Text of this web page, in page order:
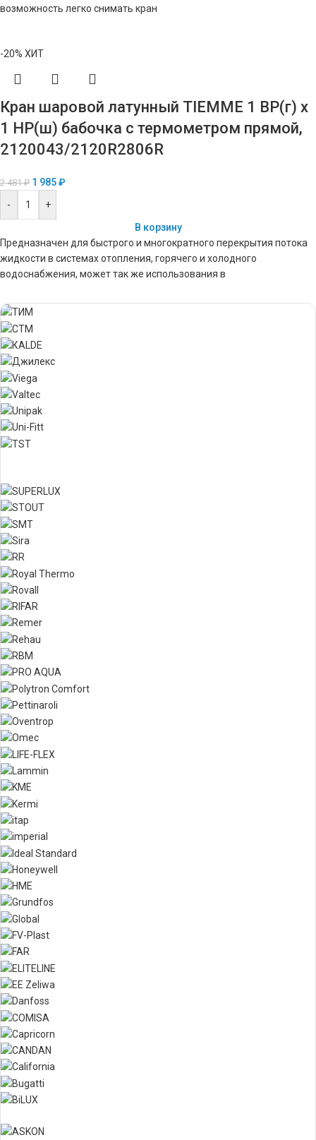
возможность легко снимать кран
-20% ХИТ
Кран шаровой латунный TIEMME 1 ВР(г) х
1 НР(ш) бабочка с термометром прямой,
2120043/2120R2806R
2 481₽ 1 985₽
-
+
В корзину
Предназначен для быстрого и многократного перекрытия потока
жидкости в системах отопления, горячего и холодного
водоснабжения, может так же использования в